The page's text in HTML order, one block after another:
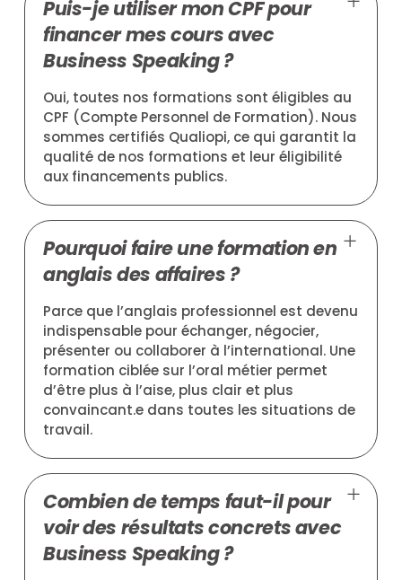
Puis-je utiliser mon CPF pour
financer mes cours avec
Business Speaking ?
Oui, toutes nos formations sont éligibles au
CPF (Compte Personnel de Formation). Nous
sommes certifiés Qualiopi, ce qui garantit la
qualité de nos formations et leur éligibilité
aux financements publics.
Pourquoi faire une formation en
anglais des affaires ?
Parce que l’anglais professionnel est devenu
indispensable pour échanger, négocier,
présenter ou collaborer à l’international. Une
formation ciblée sur l’oral métier permet
d’être plus à l’aise, plus clair et plus
convaincant.e dans toutes les situations de
travail.
Combien de temps faut-il pour
voir des résultats concrets avec
Business Speaking ?